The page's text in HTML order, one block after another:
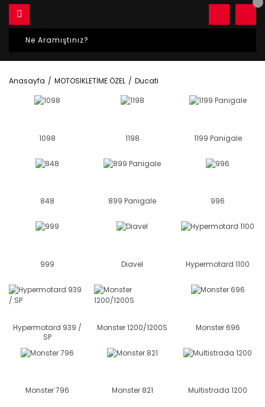
Anasayfa MOTOSİKLETİME ÖZEL Ducati
1098 1198 1199 Panigale
848 899 Panigale 996
999 Diavel Hypermotard 1100
Hypermotard 939 /
SP
Monster 1200/1200S Monster 696
Monster 796 Monster 821 Multistrada 1200